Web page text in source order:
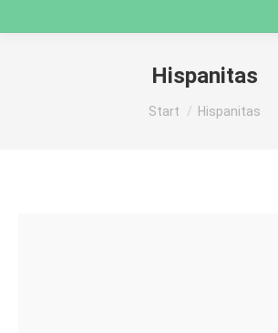
Hispanitas
Sie befinden sich hier:
Start Hispanitas